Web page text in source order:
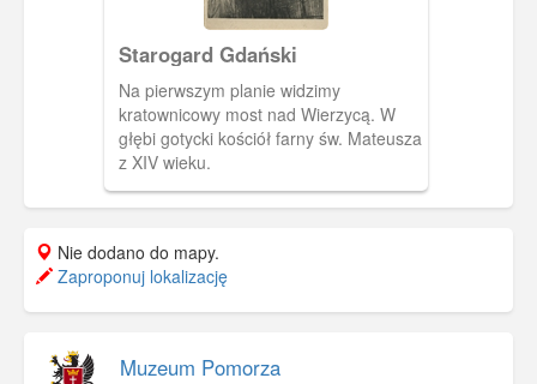
Starogard Gdański
Na pierwszym planie widzimy
kratownicowy most nad Wierzycą. W
głębi gotycki kościół farny św. Mateusza
z XIV wieku.
Nie dodano do mapy.
Zaproponuj lokalizację
Muzeum Pomorza